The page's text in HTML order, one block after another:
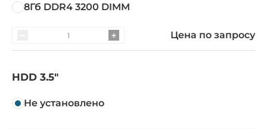
8Гб DDR4 3200 DIMM
Цена по запросу
HDD 3.5"
Не установлено